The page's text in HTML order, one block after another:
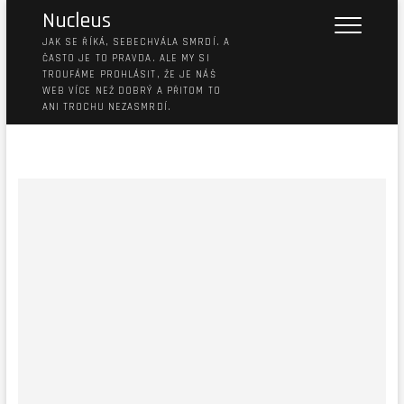
Nucleus
JAK SE ŘÍKÁ, SEBECHVÁLA SMRDÍ. A
ČASTO JE TO PRAVDA. ALE MY SI
TROUFÁME PROHLÁSIT, ŽE JE NÁŠ
WEB VÍCE NEŽ DOBRÝ A PŘITOM TO
ANI TROCHU NEZASMRDÍ.